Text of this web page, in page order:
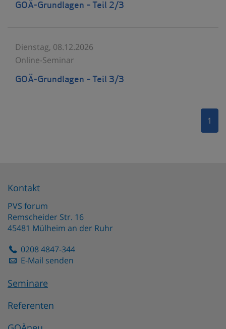
GOÄ-Grundlagen – Teil 2/3
Dienstag, 08.12.2026
Online-Seminar
GOÄ-Grundlagen – Teil 3/3
1
Kontakt
PVS forum
Remscheider Str. 16
45481 Mülheim an der Ruhr
0208 4847-344
E-Mail senden
Seminare
Referenten